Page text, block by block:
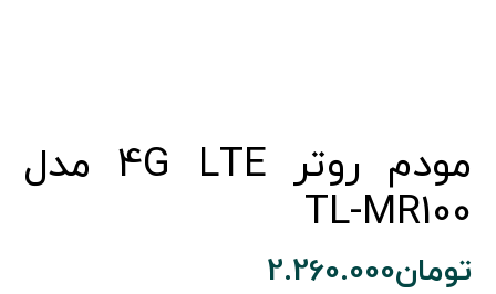
مودم روتر 4G LTE مدل
TL-MR100
تومان2.260.000